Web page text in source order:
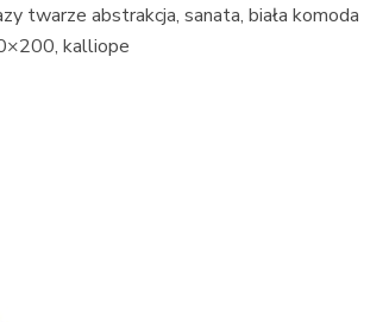
twarze abstrakcja, sanata, biała komoda
kalliope